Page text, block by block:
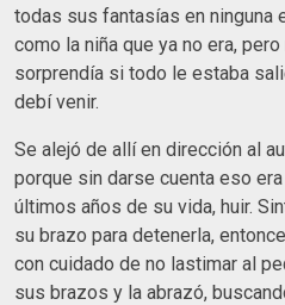
todas sus fantasías en ninguna
como la niña que ya no era,
sorprendía si todo le estaba
debí venir.
Se alejó de allí en dirección al
porque sin darse cuenta eso
últimos años de su vida, huir.
su brazo para detenerla,
con cuidado de no lastimar al
sus brazos y la abrazó,